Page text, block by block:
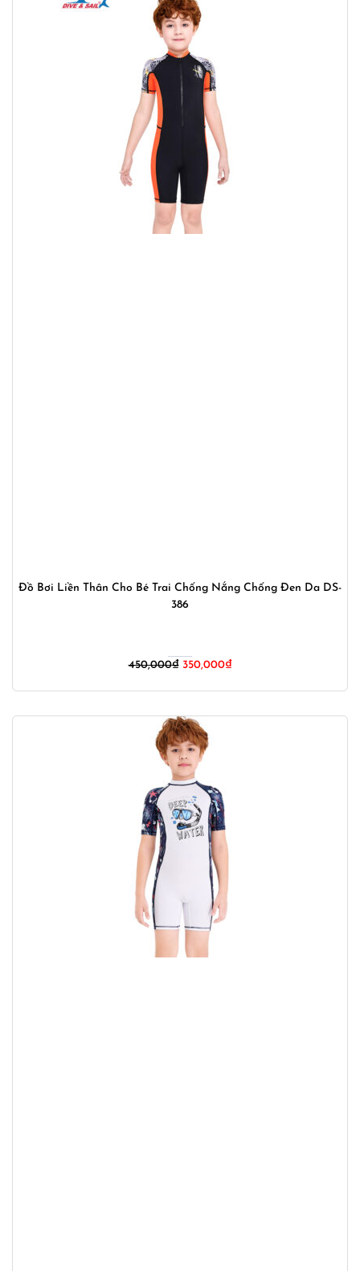
Đồ Bơi Liền Thân Cho Bé Trai Chống Nắng Chống Đen Da DS-
386
450,000₫ Giá
450,000₫.
350,000₫Giá
là: